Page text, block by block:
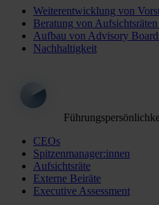
Weiterentwicklung von
Beratung von
Aufbau von Advisory
Nachhaltigkeit
CEOs
Spitzenmanager:innen
Aufsichtsräte
Externe Beiräte
Executive Assessment